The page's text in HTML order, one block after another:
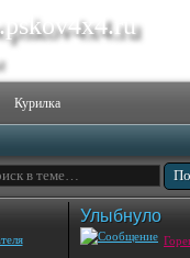
Курилка
Улыбнуло